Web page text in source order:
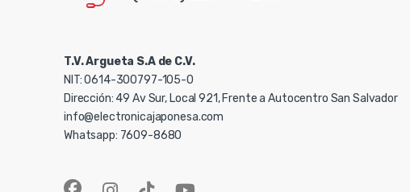
T.V. Argueta S.A de C.V.
NIT: 0614-300797-105-0
Dirección: 49 Av Sur, Local 921, Frente a Autocentro San Salvador
info@electronicajaponesa.com
Whatsapp: 7609-8680